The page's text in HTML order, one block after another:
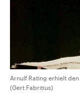
Arnulf Rating erhielt
(Gert Fabritius)